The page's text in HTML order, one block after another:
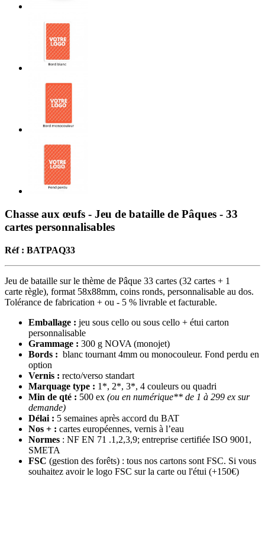
Chasse aux œufs - Jeu de bataille de Pâques - 33
cartes personnalisables
Réf : BATPAQ33
Jeu de bataille sur le thème de Pâque 33 cartes (32 cartes + 1
carte règle), format 58x88mm, coins ronds, personnalisable au dos.
Tolérance de fabrication + ou - 5 % livrable et facturable.
Emballage : jeu sous cello ou sous cello + étui carton
personnalisable
Grammage : 300 g NOVA (monojet)
Bords : blanc tournant 4mm ou monocouleur. Fond perdu en
option
Vernis : recto/verso standart
Marquage type : 1*, 2*, 3*, 4 couleurs ou quadri
Min de qté : 500 ex (ou en numérique** de 1 à 299 ex sur
demande)
Délai : 5 semaines après accord du BAT
Nos + : cartes européennes, vernis à l’eau
Normes : NF EN 71 .1,2,3,9; entreprise certifiée ISO 9001,
SMETA
FSC (gestion des forêts) : tous nos cartons sont FSC. Si vous
souhaitez avoir le logo FSC sur la carte ou l'étui (+150€)